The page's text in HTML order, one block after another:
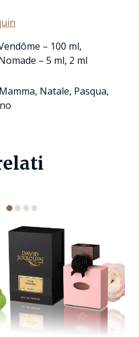
– 100 ml,
– 5 ml, 2 ml
Natale, Pasqua,